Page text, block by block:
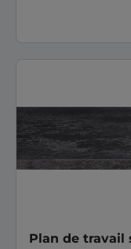
Plan de travail